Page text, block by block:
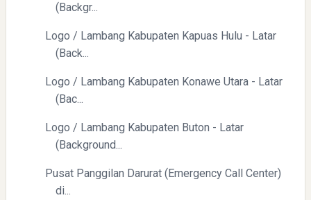
(Backgr...
Logo / Lambang Kabupaten Kapuas Hulu - Latar
(Back...
Logo / Lambang Kabupaten Konawe Utara - Latar
(Bac...
Logo / Lambang Kabupaten Buton - Latar
(Background...
Pusat Panggilan Darurat (Emergency Call Center)
di...